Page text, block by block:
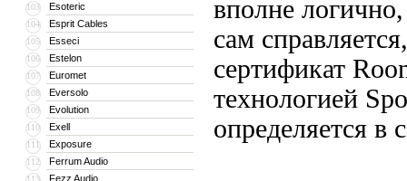
103 Esoteric
104 Esprit Cables
105 Esseci
106 Estelon
107 Euromet
108 Eversolo
109 Evolution
110 Exell
111 Exposure
112 Ferrum Audio
113 Fezz Audio
вполне
сам
сертификат
технологией
определяется в